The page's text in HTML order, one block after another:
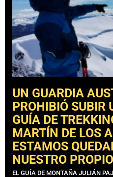
UN GUARDIA
PROHIBIÓ SUBIR
GUÍA DE
MARTÍN DE LOS
ESTAMOS
NUESTRO
EL GUÍA DE MONTAÑA JULIÁN